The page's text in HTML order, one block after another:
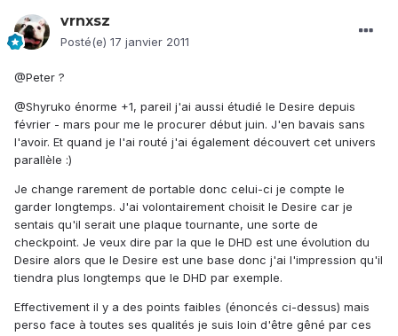
vrnxsz
Posté(e) 17 janvier 2011
@Peter ?
@Shyruko énorme +1, pareil j'ai aussi étudié le Desire depuis
février - mars pour me le procurer début juin. J'en bavais sans
l'avoir. Et quand je l'ai routé j'ai également découvert cet univers
parallèle :)
Je change rarement de portable donc celui-ci je compte le
garder longtemps. J'ai volontairement choisit le Desire car je
sentais qu'il serait une plaque tournante, une sorte de
checkpoint. Je veux dire par la que le DHD est une évolution du
Desire alors que le Desire est une base donc j'ai l'impression qu'il
tiendra plus longtemps que le DHD par exemple.
Effectivement il y a des points faibles (énoncés ci-dessus) mais
perso face à toutes ses qualités je suis loin d'être gêné par ces